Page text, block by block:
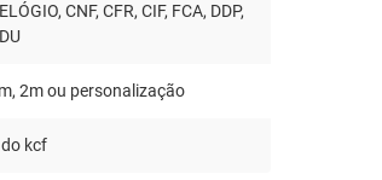
CNF, CFR, CIF, FCA, DDP,
2m ou personalização
kcf